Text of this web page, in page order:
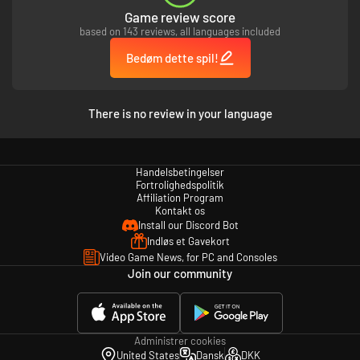
Game review score
based on 143 reviews, all languages included
Bedøm dette spil!
There is no review in your language
Handelsbetingelser
Fortrolighedspolitik
Affiliation Program
Kontakt os
Install our Discord Bot
Indløs et Gavekort
Video Game News, for PC and Consoles
Join our community
Administrer cookies
United States
Dansk DKK